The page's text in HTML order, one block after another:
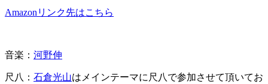
Amazonリンク先はこちら
音楽： 河野伸
尺八： 石倉光山はメインテーマに尺八で参加させて頂いてお